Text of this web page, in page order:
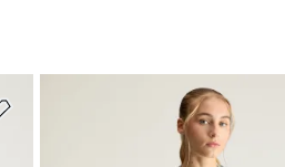
Aggiungi alla lista dei desideri